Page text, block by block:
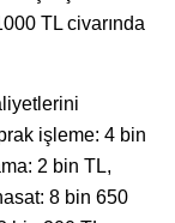
TL civarında
işleme: 4 bin
2 bin TL,
8 bin 650